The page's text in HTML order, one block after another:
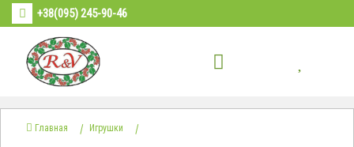
+38(095) 245-90-46
Главная Игрушки